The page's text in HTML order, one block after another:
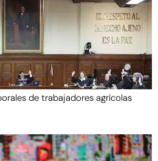
de trabajadores agrícolas